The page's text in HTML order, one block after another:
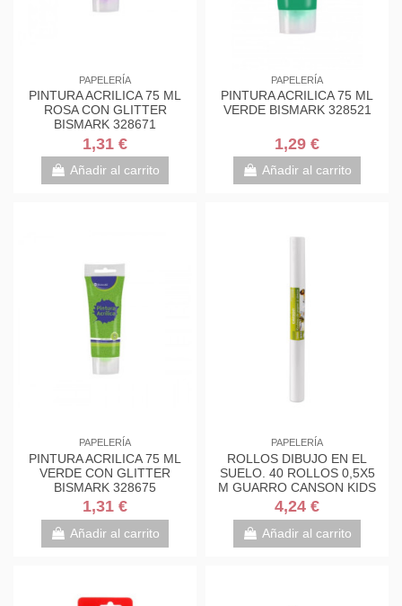
PAPELERÍA
PINTURA ACRILICA 75 ML
ROSA CON GLITTER
BISMARK 328671
1,31 €
Añadir al carrito
PAPELERÍA
PINTURA ACRILICA 75 ML
VERDE BISMARK 328521
1,29 €
Añadir al carrito
PAPELERÍA
PINTURA ACRILICA 75 ML
VERDE CON GLITTER
BISMARK 328675
1,31 €
Añadir al carrito
PAPELERÍA
ROLLOS DIBUJO EN EL
SUELO. 40 ROLLOS 0,5X5
M GUARRO CANSON KIDS
C200003210
4,24 €
Añadir al carrito